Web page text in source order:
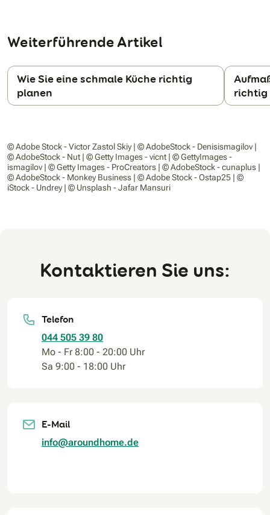
Weiterführende Artikel
Wie Sie eine schmale Küche richtig
planen
richtig
© Adobe Stock - Victor Zastol Skiy | © AdobeStock - Denisismagilov |
© AdobeStock - Nut | © Getty Images - vicnt | © GettyImages -
ismagilov | © Getty Images - ProCreators | © AdobeStock - cunaplus |
© AdobeStock - Monkey Business | © Adobe Stock - Ostap25 | ©
iStock - Undrey | © Unsplash - Jafar Mansuri
Kontaktieren Sie uns:
Telefon
044 505 39 80
Mo - Fr 8:00 - 20:00 Uhr
Sa 9:00 - 18:00 Uhr
E-Mail
info@aroundhome.de